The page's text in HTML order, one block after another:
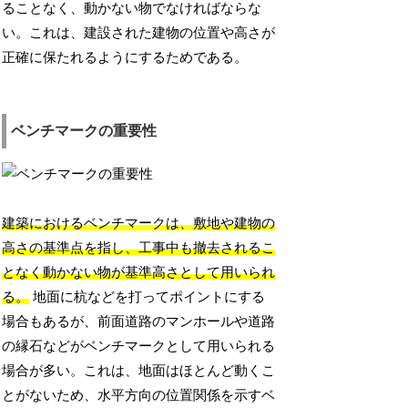
ることなく、動かない物でなければならな
い。これは、建設された建物の位置や高さが
正確に保たれるようにするためである。
ベンチマークの重要性
建築におけるベンチマークは、敷地や建物の
高さの基準点を指し、工事中も撤去されるこ
となく動かない物が基準高さとして用いられ
る。 地面に杭などを打ってポイントにする
場合もあるが、前面道路のマンホールや道路
の縁石などがベンチマークとして用いられる
場合が多い。これは、地面はほとんど動くこ
とがないため、水平方向の位置関係を示すベ